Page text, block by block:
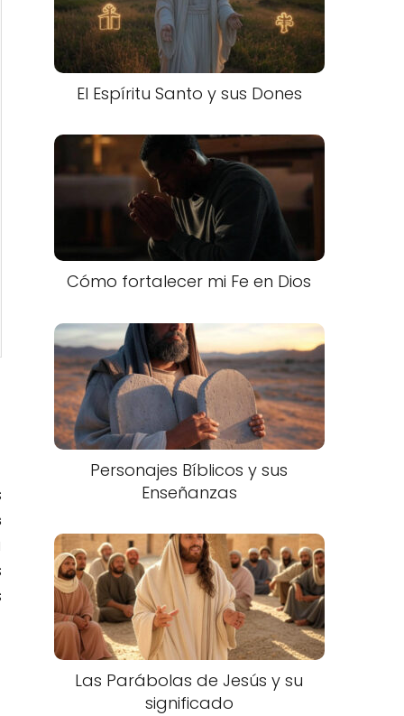
El Espíritu Santo y sus Dones
Cómo fortalecer mi Fe en Dios
Personajes Bíblicos y sus
Enseñanzas
Las Parábolas de Jesús y su
significado